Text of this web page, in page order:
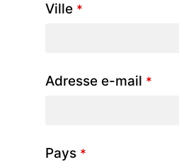
Ville *
Adresse e-mail *
Pays *